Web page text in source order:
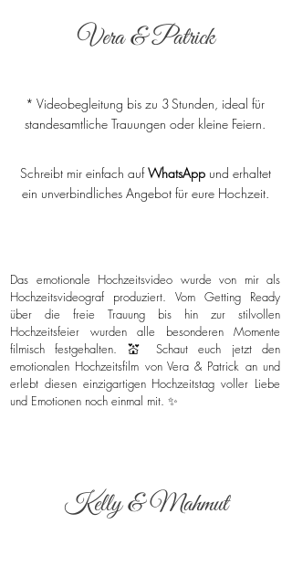
Vera & Patrick
* Videobegleitung bis zu 3 Stunden, ideal für
standesamtliche Trauungen oder kleine Feiern.
Schreibt mir einfach aufWhatsAppund erhaltet
ein unverbindliches Angebot für eure Hochzeit.
Das emotionale Hochzeitsvideo wurde von mir als
Hochzeitsvideograf produziert. Vom Getting Ready
über die freie Trauung bis hin zur stilvollen
Hochzeitsfeier wurden alle besonderen Momente
filmisch festgehalten. 💒 Schaut euch jetzt den
emotionalen Hochzeitsfilm von Vera & Patrick an und
erlebt diesen einzigartigen Hochzeitstag voller Liebe
und Emotionen noch einmal mit. ✨
Kelly & Mahmut